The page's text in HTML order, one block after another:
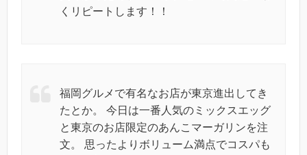
くリピートします！！
福岡グルメで有名なお店が東京進出してき
たとか。 今日は一番人気のミックスエッグ
と東京のお店限定のあんこマーガリンを注
文。 思ったよりボリューム満点でコスパも